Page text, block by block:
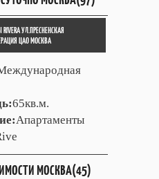
УЛ.ПРЕСНЕНСКАЯ
ЦАО МОСКВА
65кв.м.
Апартаменты
МОСКВА(45)